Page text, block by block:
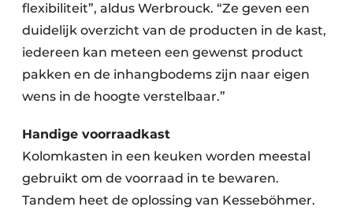
flexibiliteit”, aldus Werbrouck. “Ze geven een
duidelijk overzicht van de producten in de kast,
iedereen kan meteen een gewenst product
pakken en de inhangbodems zijn naar eigen
wens in de hoogte verstelbaar.”
Handige voorraadkast
Kolomkasten in een keuken worden meestal
gebruikt om de voorraad in te bewaren.
Tandem heet de oplossing van Kesseböhmer.